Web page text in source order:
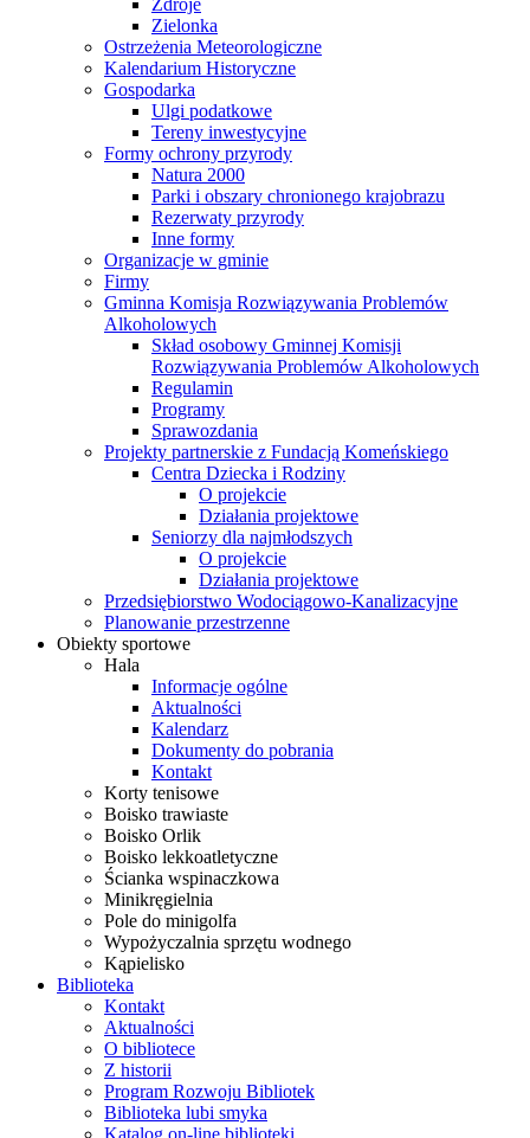
Zdroje
Zielonka
Ostrzeżenia Meteorologiczne
Kalendarium Historyczne
Gospodarka
Ulgi podatkowe
Tereny inwestycyjne
Formy ochrony przyrody
Natura 2000
Parki i obszary chronionego krajobrazu
Rezerwaty przyrody
Inne formy
Organizacje w gminie
Firmy
Gminna Komisja Rozwiązywania Problemów
Alkoholowych
Skład osobowy Gminnej Komisji
Rozwiązywania Problemów Alkoholowych
Regulamin
Programy
Sprawozdania
Projekty partnerskie z Fundacją Komeńskiego
Centra Dziecka i Rodziny
O projekcie
Działania projektowe
Seniorzy dla najmłodszych
O projekcie
Działania projektowe
Przedsiębiorstwo Wodociągowo-Kanalizacyjne
Planowanie przestrzenne
Obiekty sportowe
Hala
Informacje ogólne
Aktualności
Kalendarz
Dokumenty do pobrania
Kontakt
Korty tenisowe
Boisko trawiaste
Boisko Orlik
Boisko lekkoatletyczne
Ścianka wspinaczkowa
Minikręgielnia
Pole do minigolfa
Wypożyczalnia sprzętu wodnego
Kąpielisko
Biblioteka
Kontakt
Aktualności
O bibliotece
Z historii
Program Rozwoju Bibliotek
Biblioteka lubi smyka
Katalog on-line biblioteki